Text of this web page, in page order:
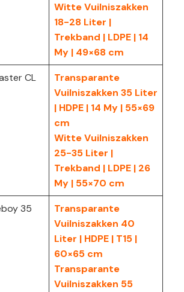
Witte Vuilniszakken
18-28 Liter |
Trekband | LDPE | 14
My | 49×68 cm
CL
Transparante
Vuilniszakken 35 Liter
| HDPE | 14 My | 55×69
cm
Witte Vuilniszakken
25-35 Liter |
Trekband | LDPE | 26
My | 55×70 cm
35
Transparante
Vuilniszakken 40
Liter | HDPE | T15 |
60×65 cm
Transparante
Vuilniszakken 55